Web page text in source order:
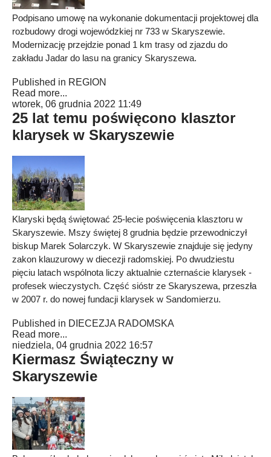
Podpisano umowę na wykonanie dokumentacji projektowej dla
rozbudowy drogi wojewódzkiej nr 733 w Skaryszewie.
Modernizację przejdzie ponad 1 km trasy od zjazdu do
zakładu Jadar do lasu na granicy Skaryszewa.
Published in REGION
Read more...
wtorek, 06 grudnia 2022 11:49
25 lat temu poświęcono klasztor
klarysek w Skaryszewie
Klaryski będą świętować 25-lecie poświęcenia klasztoru w
Skaryszewie. Mszy świętej 8 grudnia będzie przewodniczył
biskup Marek Solarczyk. W Skaryszewie znajduje się jedyny
zakon klauzurowy w diecezji radomskiej. Po dwudziestu
pięciu latach wspólnota liczy aktualnie czternaście klarysek -
profesek wieczystych. Część sióstr ze Skaryszewa, przeszła
w 2007 r. do nowej fundacji klarysek w Sandomierzu.
Published in DIECEZJA RADOMSKA
Read more...
niedziela, 04 grudnia 2022 16:57
Kiermasz Świąteczny w
Skaryszewie